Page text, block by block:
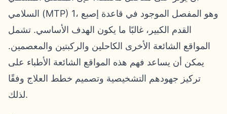
السلامي (MTP) 1، وهو المفصل الموجود في قاعدة إصبع
القدم الكبير، غالبًا ما يكون الهدف الأساسي. تشمل
المواقع الشائعة الأخرى الكاحلين والركبتين والمعصمين.
يمكن أن يساعد فهم هذه المواقع الشائعة الأطباء على
تركيز جهودهم التشخيصية وتصميم خطط العلاج وفقًا
لذلك.